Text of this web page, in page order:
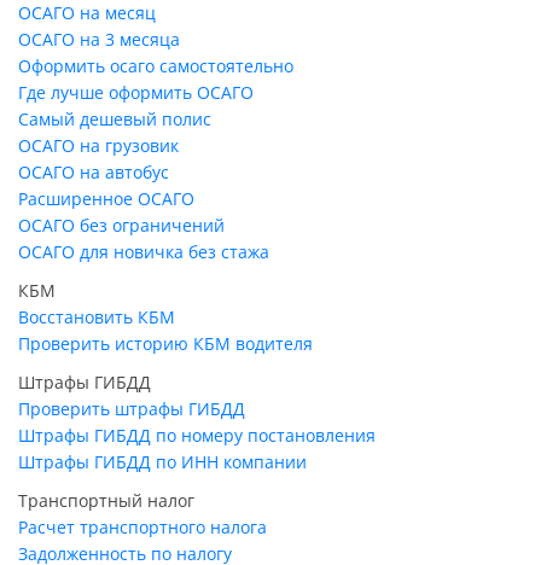
ОСАГО на месяц
ОСАГО на 3 месяца
Оформить осаго самостоятельно
Где лучше оформить ОСАГО
Самый дешевый полис
ОСАГО на грузовик
ОСАГО на автобус
Расширенное ОСАГО
ОСАГО без ограничений
ОСАГО для новичка без стажа
КБМ
Восстановить КБМ
Проверить историю КБМ водителя
Штрафы ГИБДД
Проверить штрафы ГИБДД
Штрафы ГИБДД по номеру постановления
Штрафы ГИБДД по ИНН компании
Транспортный налог
Расчет транспортного налога
Задолженность по налогу